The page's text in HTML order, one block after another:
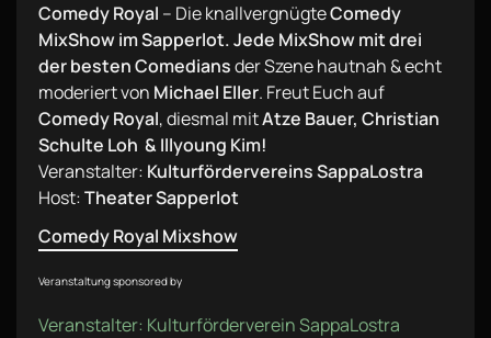
Comedy Royal – Die knallvergnügteComedy
MixShow im Sapperlot. Jede MixShow mit drei
der besten Comediansder Szene hautnah & echt
moderiert von Michael Eller. Freut Euch auf
Comedy Royal, diesmal mitAtze Bauer, Christian
Schulte Loh & Illyoung Kim!
Veranstalter: Kulturfördervereins SappaLostra
Host:Theater Sapperlot
Comedy Royal Mixshow
Veranstaltung sponsored by
Veranstalter: Kulturförderverein SappaLostra